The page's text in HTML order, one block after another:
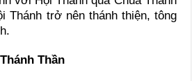
Thánh trở nên thánh thiện, tông
Thần